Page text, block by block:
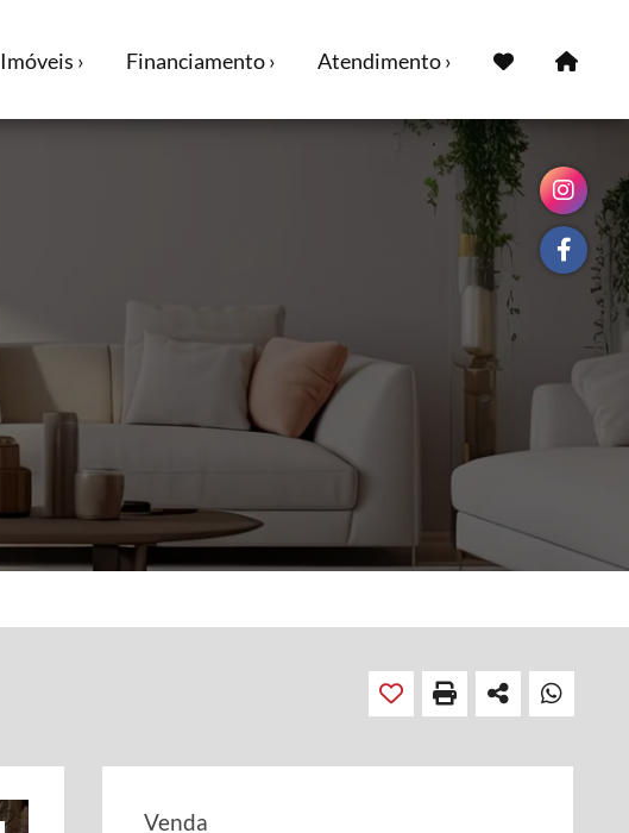
Imóveis › Financiamento › Atendimento ›
Venda